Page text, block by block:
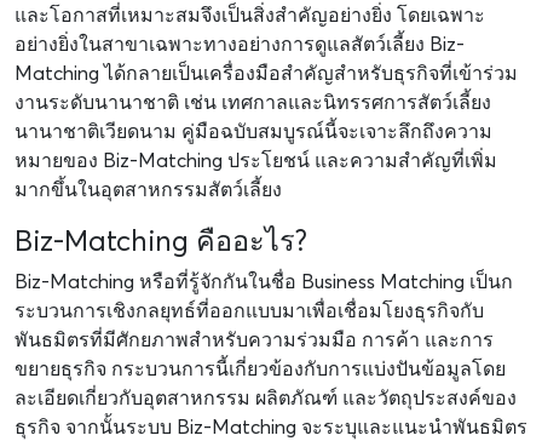
และโอกาสที่เหมาะสมจึงเป็นสิ่งสำคัญอย่างยิ่ง โดยเฉพาะ
อย่างยิ่งในสาขาเฉพาะทางอย่างการดูแลสัตว์เลี้ยง Biz-
Matching ได้กลายเป็นเครื่องมือสำคัญสำหรับธุรกิจที่เข้าร่วม
งานระดับนานาชาติ เช่น เทศกาลและนิทรรศการสัตว์เลี้ยง
นานาชาติเวียดนาม คู่มือฉบับสมบูรณ์นี้จะเจาะลึกถึงความ
หมายของ Biz-Matching ประโยชน์ และความสำคัญที่เพิ่ม
มากขึ้นในอุตสาหกรรมสัตว์เลี้ยง
Biz-Matching คืออะไร?
Biz-Matching หรือที่รู้จักกันในชื่อ Business Matching เป็นก
ระบวนการเชิงกลยุทธ์ที่ออกแบบมาเพื่อเชื่อมโยงธุรกิจกับ
พันธมิตรที่มีศักยภาพสำหรับความร่วมมือ การค้า และการ
ขยายธุรกิจ กระบวนการนี้เกี่ยวข้องกับการแบ่งปันข้อมูลโดย
ละเอียดเกี่ยวกับอุตสาหกรรม ผลิตภัณฑ์ และวัตถุประสงค์ของ
ธุรกิจ จากนั้นระบบ Biz-Matching จะระบุและแนะนำพันธมิตร